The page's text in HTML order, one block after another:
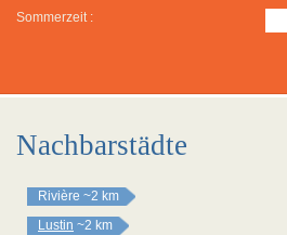
Sommerzeit :
Nachbarstädte
Rivière ~2 km
Lustin ~2 km